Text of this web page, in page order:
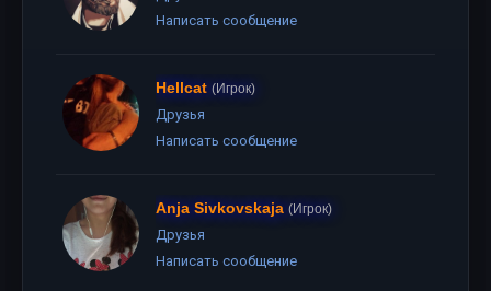
Написать сообщение
Hellcat (Игрок)
Друзья
Написать сообщение
Anja Sivkovskaja (Игрок)
Друзья
Написать сообщение